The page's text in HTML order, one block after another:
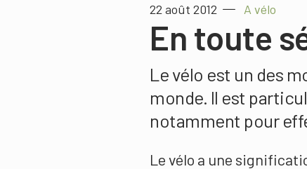
22 août 2012 A vélo
En toute
Le vélo est un des
monde. Il est
notamment pour
Le vélo a une